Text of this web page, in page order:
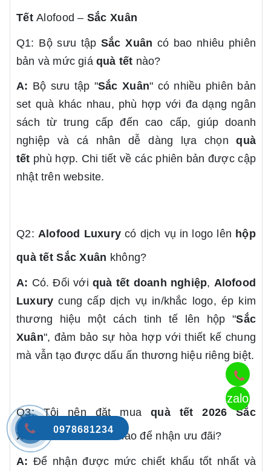
TếtAlofood – Sắc Xuân
Q1: Bộ sưu tậpSắc Xuân có bao nhiêu phiên
bản và mức giá quà tết nào?
A: Bộ sưu tập "Sắc Xuân" có nhiều phiên bản
set quà khác nhau, phù hợp với đa dạng ngân
sách từ trung cấp đến cao cấp, giúp doanh
nghiệp và cá nhân dễ dàng lựa chọnquà
tết phù hợp. Chi tiết về các phiên bản được cập
nhật trên website.
Q2: Alofood Luxury có dịch vụ in logo lên hộp
quà tết Sắc Xuân không?
A: Có. Đối vớiquà tết doanh nghiệp, Alofood
Luxury cung cấp dịch vụ in/khắc logo, ép kim
thương hiệu một cách tinh tế lên hộp "Sắc
Xuân", đảm bảo sự hòa hợp với thiết kế chung
mà vẫn tạo được dấu ấn thương hiệu riêng biệt.
Q3: Tôi nên đặt muaquà tết 2026
Sắc
Xuân
vào thời điểm nào để nhận ưu đãi?
A: Để nhận được mức chiết khấu tốt nhất và
zalo
0978681234